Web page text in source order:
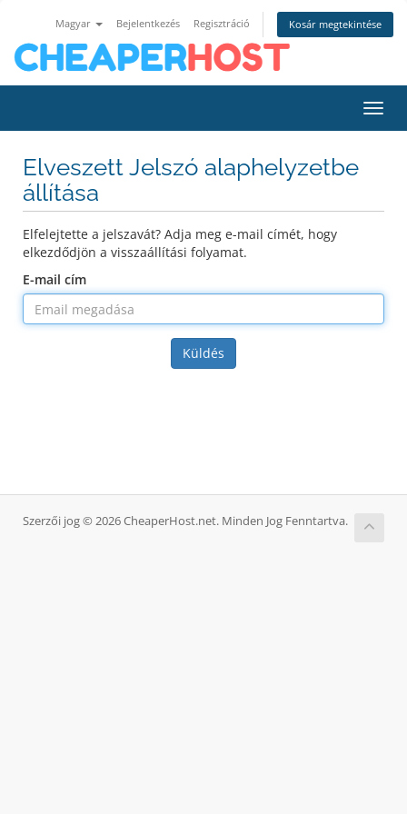
Magyar Bejelentkezés Regisztráció Kosár megtekintése
Elveszett Jelszó alaphelyzetbe
állítása
Elfelejtette a jelszavát? Adja meg e-mail címét, hogy
elkezdődjön a visszaállítási folyamat.
E-mail cím
Küldés
Szerzői jog © 2026 CheaperHost.net. Minden Jog Fenntartva.